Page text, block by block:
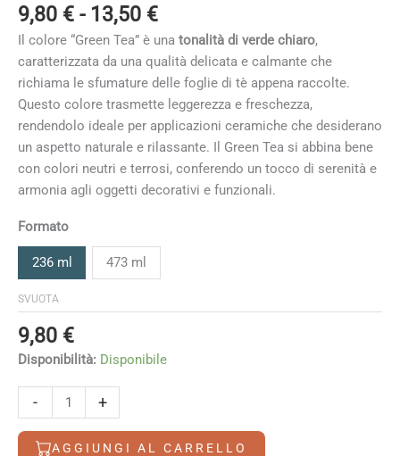
9,80 € - 13,50 €Fascia
di
prezzo:
da
9,80 €
a
13,50 €
Il colore “Green Tea” è una tonalità di verde chiaro,
caratterizzata da una qualità delicata e calmante che
richiama le sfumature delle foglie di tè appena raccolte.
Questo colore trasmette leggerezza e freschezza,
rendendolo ideale per applicazioni ceramiche che desiderano
un aspetto naturale e rilassante. Il Green Tea si abbina bene
con colori neutri e terrosi, conferendo un tocco di serenità e
armonia agli oggetti decorativi e funzionali.
Formato
236 ml 473 ml
SVUOTA
9,80 €
Disponibilità: Disponibile
-
Tea
quantità
+
AGGIUNGI AL CARRELLO